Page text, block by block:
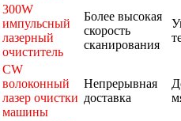
300W
импульсный
лазерный
очиститель
Более высокая
скорость
сканирования
CW
волоконный
лазер очистки
машины
Непрерывная
доставка